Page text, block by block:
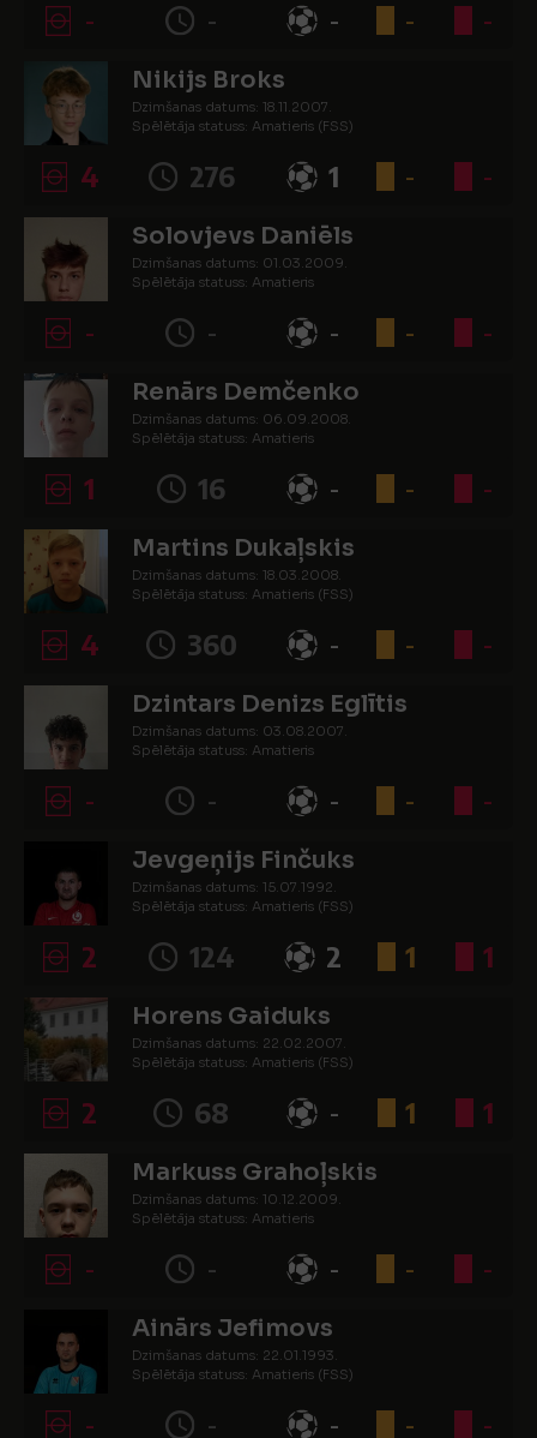
- - - - -
Nikijs Broks
Dzimšanas datums: 18.11.2007.
Spēlētāja statuss: Amatieris (FSS)
4 276 1 - -
Solovjevs Daniēls
Dzimšanas datums: 01.03.2009.
Spēlētāja statuss: Amatieris
- - - - -
Renārs Demčenko
Dzimšanas datums: 06.09.2008.
Spēlētāja statuss: Amatieris
1 16 - - -
Martins Dukaļskis
Dzimšanas datums: 18.03.2008.
Spēlētāja statuss: Amatieris (FSS)
4 360 - - -
Dzintars Denizs Eglītis
Dzimšanas datums: 03.08.2007.
Spēlētāja statuss: Amatieris
- - - - -
Jevgeņijs Finčuks
Dzimšanas datums: 15.07.1992.
Spēlētāja statuss: Amatieris (FSS)
2 124 2 1 1
Horens Gaiduks
Dzimšanas datums: 22.02.2007.
Spēlētāja statuss: Amatieris (FSS)
2 68 - 1 1
Markuss Grahoļskis
Dzimšanas datums: 10.12.2009.
Spēlētāja statuss: Amatieris
- - - - -
Ainārs Jefimovs
Dzimšanas datums: 22.01.1993.
Spēlētāja statuss: Amatieris (FSS)
- - - - -